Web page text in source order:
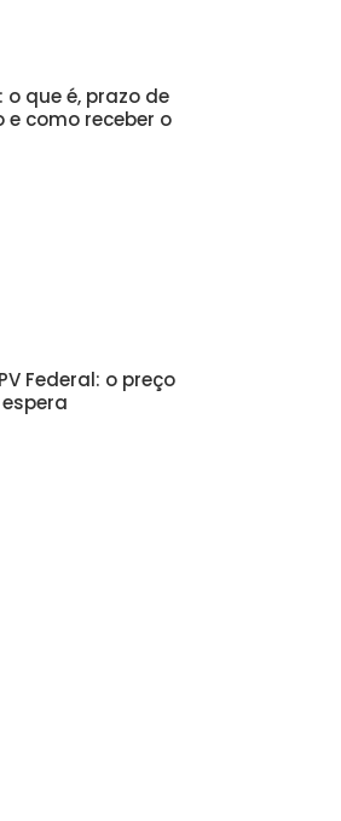
o que é, prazo de
como receber o
Federal: o preço